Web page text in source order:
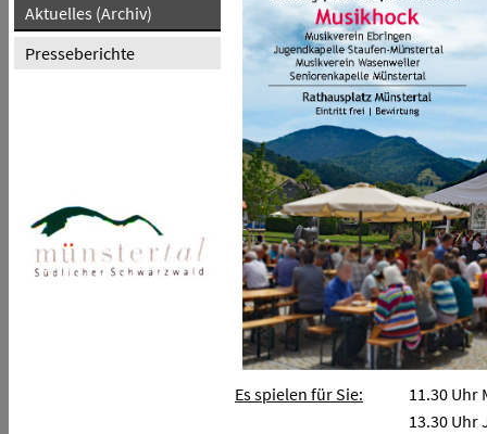
Aktuelles (Archiv)
Presseberichte
Es spielen für Sie:
11.30 Uhr
13.30